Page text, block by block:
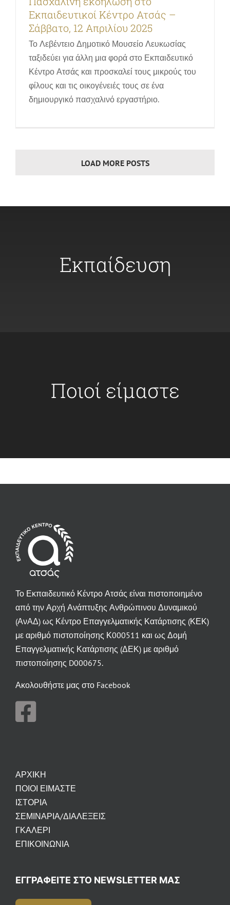
Εκπαιδευτικοί Κέντρο Ατσάς –
Σάββατο, 12 Απριλίου 2025
Το Λεβέντειο Δημοτικό Μουσείο Λευκωσίας
ταξιδεύει για άλλη μια φορά στο Εκπαιδευτικό
Κέντρο Ατσάς και προσκαλεί τους μικρούς του
φίλους και τις οικογένειές τους σε ένα
δημιουργικό πασχαλινό εργαστήριο.
LOAD MORE POSTS
Εκπαίδευση
Ποιοί είμαστε
Το Εκπαιδευτικό Κέντρο Ατσάς είναι πιστοποιημένο
από την Αρχή Ανάπτυξης Ανθρώπινου Δυναμικού
(ΑνΑΔ) ως Κέντρο Επαγγελματικής Κατάρτισης (ΚΕΚ)
με αριθμό πιστοποίησης Κ000511 και ως Δομή
Επαγγελματικής Κατάρτισης (ΔΕΚ) με αριθμό
πιστοποίησης D000675.
Ακολουθήστε μας στο Facebook
ΑΡΧΙΚΗ
ΠΟΙΟΙ ΕΙΜΑΣΤΕ
ΙΣΤΟΡΙΑ
ΣΕΜΙΝΑΡΙΑ/ΔΙΑΛΕΞΕΙΣ
ΓΚΑΛΕΡΙ
ΕΠΙΚΟΙΝΩΝΙΑ
ΕΓΓΡΑΦΕΊΤΕ ΣΤΟ NEWSLETTER ΜΑΣ